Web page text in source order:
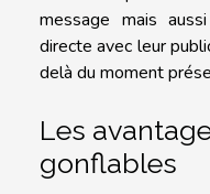
message mais
directe avec leur
delà du moment
Les
gonflables